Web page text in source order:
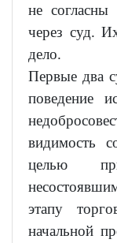
не согласны
через суд.
дело.
Первые два
поведение
видимость
целью
этапу
начальной